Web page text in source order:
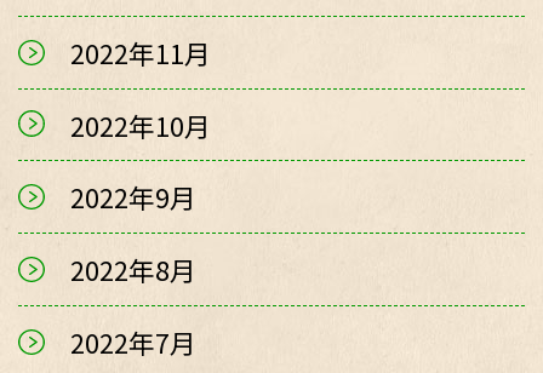
2022年11月
2022年10月
2022年9月
2022年8月
2022年7月